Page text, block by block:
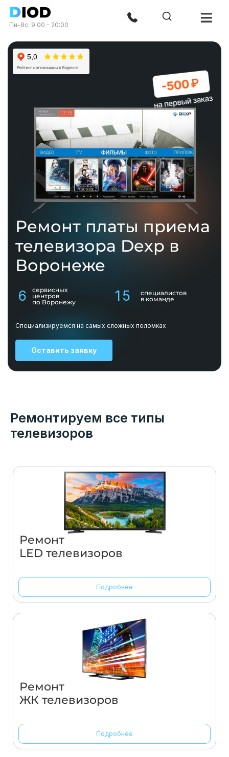
Пн-Вс: 9:00 - 20:00
Ремонт платы приема
телевизора Dexp в
Воронеже
6
сервисных
центров
по Воронежу
15
специалистов
в команде
Специализируемся на самых сложных поломках
Оставить заявку
Ремонтируем все типы
телевизоров
Ремонт
LED телевизоров
Подробнее
Ремонт
ЖК телевизоров
Подробнее